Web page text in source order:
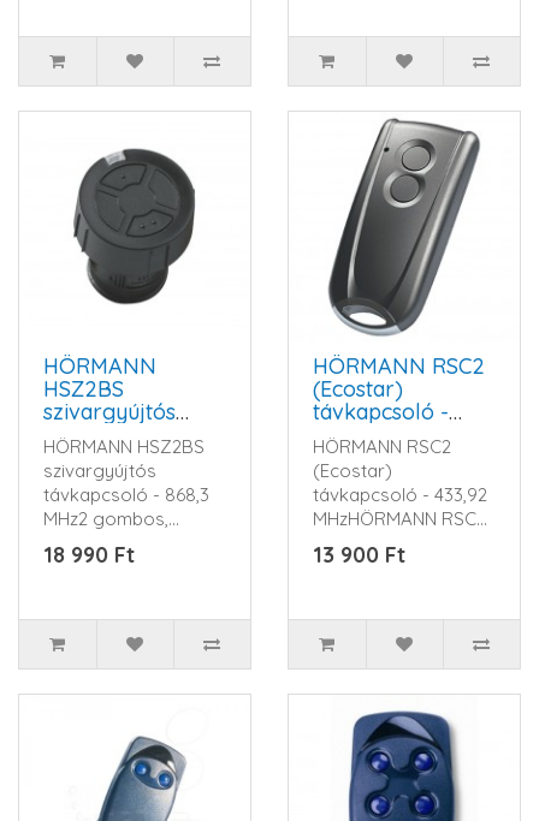
HÖRMANN
HSZ2BS
szivargyújtós
távkapcsoló -
868,3 MHz
HÖRMANN HSZ2BS
szivargyújtós
távkapcsoló - 868,3
MHz2 gombos,
Impulzusos, a
gépkocsi
18 990 Ft
HÖRMANN RSC2
(Ecostar)
távkapcsoló -
433,92 MHz
HÖRMANN RSC2
(Ecostar)
távkapcsoló - 433,92
MHzHÖRMANN RSC2
(ECOSTAR)Ház
színeFeketeGombok
13 900 Ft